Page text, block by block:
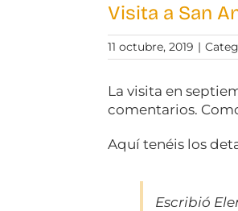
Visita a San
11 octubre, 2019 |
La visita en
comentarios.
Aquí tenéis los
Escribió